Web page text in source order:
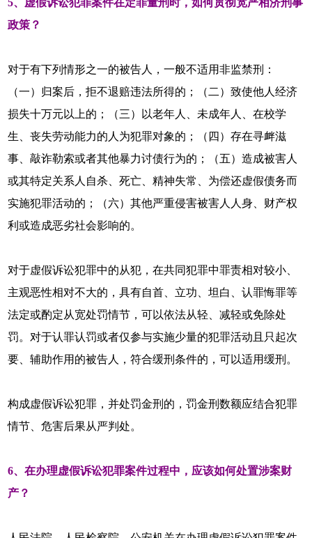
5、虚假诉讼犯罪案件在定罪量刑时，如何贯彻宽严相济刑事
政策？
对于有下列情形之一的被告人，一般不适用非监禁刑：
（一）归案后，拒不退赔违法所得的；（二）致使他人经济
损失十万元以上的；（三）以老年人、未成年人、在校学
生、丧失劳动能力的人为犯罪对象的；（四）存在寻衅滋
事、敲诈勒索或者其他暴力讨债行为的；（五）造成被害人
或其特定关系人自杀、死亡、精神失常、为偿还虚假债务而
实施犯罪活动的；（六）其他严重侵害被害人人身、财产权
利或造成恶劣社会影响的。
对于虚假诉讼犯罪中的从犯，在共同犯罪中罪责相对较小、
主观恶性相对不大的，具有自首、立功、坦白、认罪悔罪等
法定或酌定从宽处罚情节，可以依法从轻、减轻或免除处
罚。对于认罪认罚或者仅参与实施少量的犯罪活动且只起次
要、辅助作用的被告人，符合缓刑条件的，可以适用缓刑。
构成虚假诉讼犯罪，并处罚金刑的，罚金刑数额应结合犯罪
情节、危害后果从严判处。
6、在办理虚假诉讼犯罪案件过程中，应该如何处置涉案财
产？